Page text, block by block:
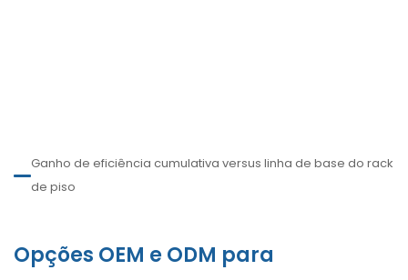
Ganho de eficiência cumulativa versus linha de base do rack
de piso
Opções OEM e ODM para